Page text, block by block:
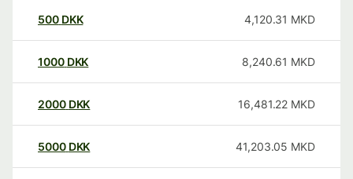
500 DKK 4,120.31 MKD
1000 DKK 8,240.61 MKD
2000 DKK 16,481.22 MKD
5000 DKK 41,203.05 MKD